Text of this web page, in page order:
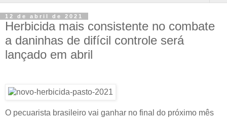
12 de abril de 2021
Herbicida mais consistente no combate
a daninhas de difícil controle será
lançado em abril
O pecuarista brasileiro vai ganhar no final do próximo mês